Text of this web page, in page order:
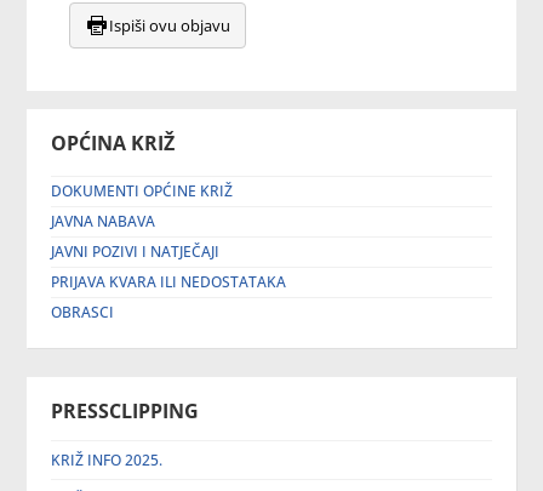
OPĆINA KRIŽ
DOKUMENTI OPĆINE KRIŽ
JAVNA NABAVA
JAVNI POZIVI I NATJEČAJI
PRIJAVA KVARA ILI NEDOSTATAKA
OBRASCI
PRESSCLIPPING
KRIŽ INFO 2025.
Ispiši ovu objavu